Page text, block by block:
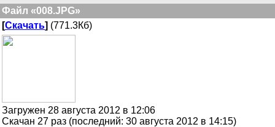
Файл «008.JPG»
[Скачать] (771.3Кб)
Загружен 28 августа 2012 в 12:06
Скачан 27 раз (последний: 30 августа 2012 в 14:15)